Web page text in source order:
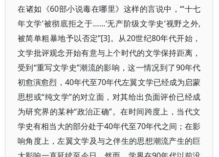
在诸如《60部小说毒在哪里》这样的言说中，“‘十七
年文学’被彻底拒之于……‘无产阶级文学史’视野之外,
被简单粗暴地予以否定”[3]。从20世纪80年代开始，
文学批评观念开始有意与上个时代的文学保持距离，
受到“重写文学史”潮流的影响，这一情况到了90年代
初愈演愈烈，40年代至70年代左翼文学已经成为启蒙
思想或“纯文学”的对立面，对其给出负面评价已经成
为研究界的某种“政治正确”。在时间跨度上，当代文
学史有相当大的部分处于40年代至70年代之间；在影
响角度上，左翼文学及与之伴生的思想潮流产生的巨